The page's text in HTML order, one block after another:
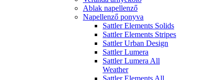
Ablak napellenző
Napellenző ponyva
Sattler Elements Solids
Sattler Elements Stripes
Sattler Urban Design
Sattler Lumera
Sattler Lumera All
Weather
Sattler Elements All